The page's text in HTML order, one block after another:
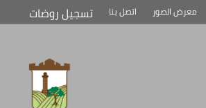
معرض الصور اتصل بنا تسجيل روضات